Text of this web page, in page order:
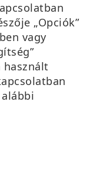
„Opciók”
vagy
használt